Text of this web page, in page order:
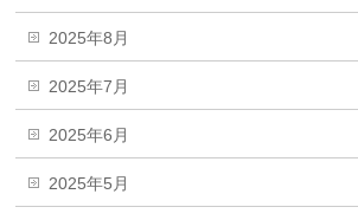
2025年8月
2025年7月
2025年6月
2025年5月